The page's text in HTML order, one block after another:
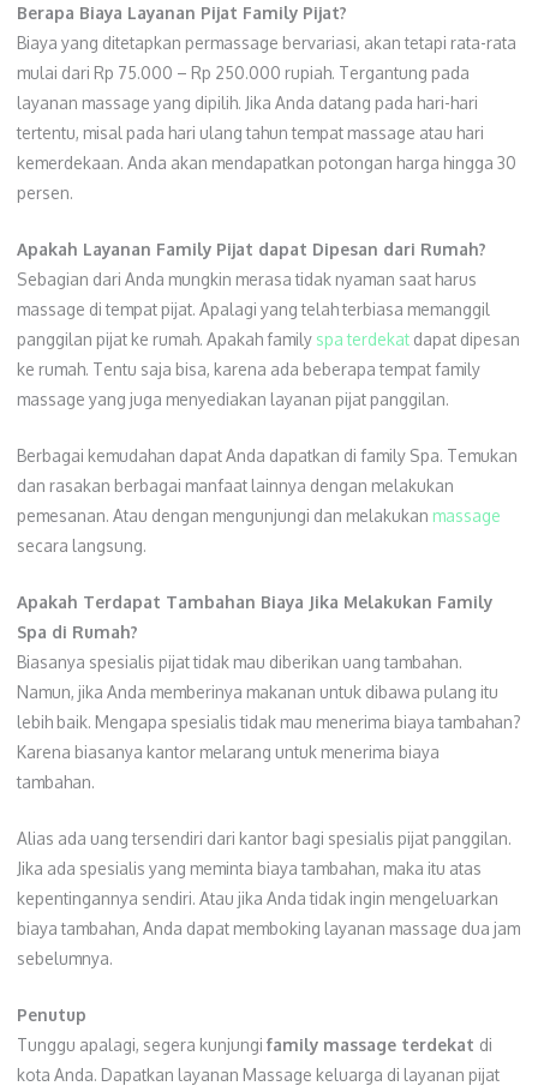
Berapa Biaya Layanan Pijat Family Pijat?
Biaya yang ditetapkan permassage bervariasi, akan tetapi rata-rata
mulai dari Rp 75.000 – Rp 250.000 rupiah. Tergantung pada
layanan massage yang dipilih. Jika Anda datang pada hari-hari
tertentu, misal pada hari ulang tahun tempat massage atau hari
kemerdekaan. Anda akan mendapatkan potongan harga hingga 30
persen.
Apakah Layanan Family Pijat dapat Dipesan dari Rumah?
Sebagian dari Anda mungkin merasa tidak nyaman saat harus
massage di tempat pijat. Apalagi yang telah terbiasa memanggil
panggilan pijat ke rumah. Apakah family spa terdekatdapat dipesan
ke rumah. Tentu saja bisa, karena ada beberapa tempat family
massage yang juga menyediakan layanan pijat panggilan.
Berbagai kemudahan dapat Anda dapatkan di family Spa. Temukan
dan rasakan berbagai manfaat lainnya dengan melakukan
pemesanan. Atau dengan mengunjungi dan melakukan massage
secara langsung.
Apakah Terdapat Tambahan Biaya Jika Melakukan Family
Spa di Rumah?
Biasanya spesialis pijat tidak mau diberikan uang tambahan.
Namun, jika Anda memberinya makanan untuk dibawa pulang itu
lebih baik. Mengapa spesialis tidak mau menerima biaya tambahan?
Karena biasanya kantor melarang untuk menerima biaya
tambahan.
Alias ada uang tersendiri dari kantor bagi spesialis pijat panggilan.
Jika ada spesialis yang meminta biaya tambahan, maka itu atas
kepentingannya sendiri. Atau jika Anda tidak ingin mengeluarkan
biaya tambahan, Anda dapat memboking layanan massage dua jam
sebelumnya.
Penutup
Tunggu apalagi, segera kunjungi family massage terdekat di
kota Anda. Dapatkan layanan Massage keluarga di layanan pijat